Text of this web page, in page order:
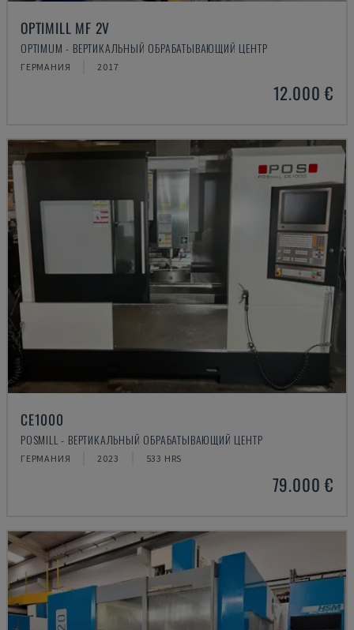
OPTIMILL MF 2V
OPTIMUM - ВЕРТИКАЛЬНЫЙ ОБРАБАТЫВАЮЩИЙ ЦЕНТР
ГЕРМАНИЯ 2017
12.000 €
CE1000
POSMILL - ВЕРТИКАЛЬНЫЙ ОБРАБАТЫВАЮЩИЙ ЦЕНТР
ГЕРМАНИЯ 2023 533 HRS
79.000 €